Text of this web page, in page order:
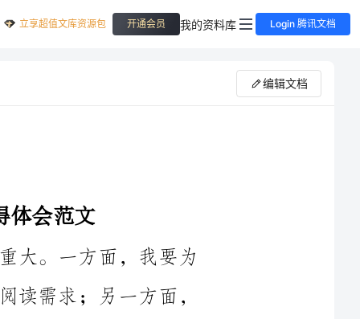
立享超值文库资源包 开通会员 我的资料库 Login 腾讯文档
编辑文档
作为一名图书馆管理员，我深感责任重大。一方面，我要为
我还要管理和维护图书馆的资源，保证其正常运转。在这个岗位